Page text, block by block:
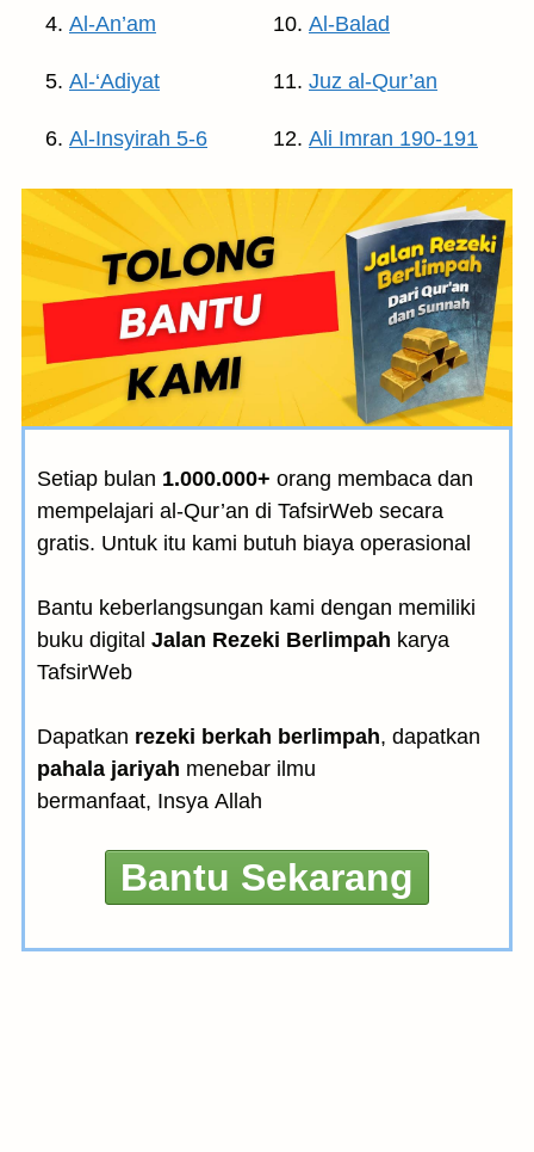
Al-An’am
Al-‘Adiyat
Al-Insyirah 5-6
Al-Balad
Juz al-Qur’an
Ali Imran 190-191
Setiap bulan 1.000.000+ orang membaca dan
mempelajari al-Qur’an di TafsirWeb secara
gratis. Untuk itu kami butuh biaya operasional
Bantu keberlangsungan kami dengan memiliki
buku digital Jalan Rezeki Berlimpah karya
TafsirWeb
Dapatkan rezeki berkah berlimpah, dapatkan
pahala jariyah menebar ilmu
bermanfaat, Insya Allah
Bantu Sekarang